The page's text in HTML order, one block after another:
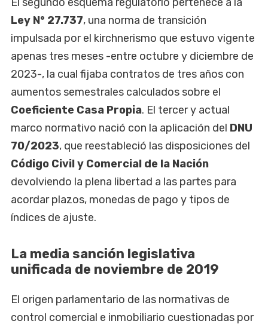
Ley N° 27.737, una norma de transición
impulsada por el kirchnerismo que estuvo vigente
apenas tres meses -entre octubre y diciembre de
2023-, la cual fijaba contratos de tres años con
aumentos semestrales calculados sobre el
Coeficiente Casa Propia. El tercer y actual
marco normativo nació con la aplicación del DNU
70/2023, que reestableció las disposiciones del
Código Civil y Comercial de la Nación
devolviendo la plena libertad a las partes para
acordar plazos, monedas de pago y tipos de
índices de ajuste.
La media sanción legislativa
unificada de noviembre de 2019
El origen parlamentario de las normativas de
control comercial e inmobiliario cuestionadas por